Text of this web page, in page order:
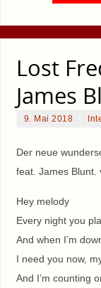
Lost
James
9. Mai 2018
Der neue
feat. James Blunt.
Hey melody
Every night you
And when I’m
I need you now,
And I’m counting